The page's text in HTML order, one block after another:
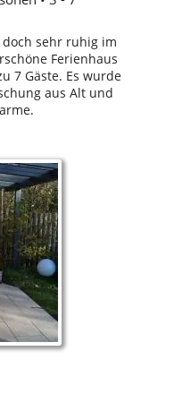
sehr ruhig im
Ferienhaus
7 Gäste. Es wurde
aus Alt und